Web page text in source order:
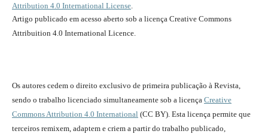
Attribution 4.0 International License.
Artigo publicado em acesso aberto sob a licença Creative Commons
Attribuition 4.0 International Licence.
Os autores cedem o direito exclusivo de primeira publicação à Revista,
sendo o trabalho licenciado simultaneamente sob a licença Creative
Commons Attribution 4.0 International (CC BY). Esta licença permite que
terceiros remixem, adaptem e criem a partir do trabalho publicado,